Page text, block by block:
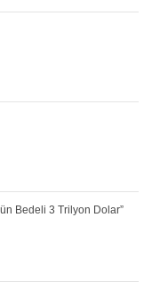
Bedeli 3 Trilyon Dolar”